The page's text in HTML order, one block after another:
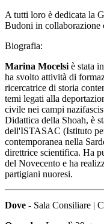
A tutti loro è dedicata la
Budoni in
Biografia:
Marina Mocelsi è stata
ha svolto attività di
ricercatrice di storia
temi legati alla
civile nei campi
Didattica della Shoah, è
dell'ISTASAC (Istituto
contemporanea nella
direttrice scientifica. Ha
del Novecento e ha
partigiani nuoresi.
Dove - Sala Consiliare |